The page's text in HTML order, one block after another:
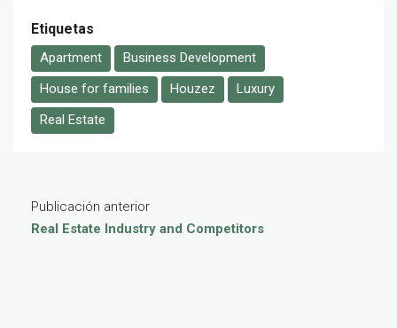
Etiquetas
Apartment
Business Development
House for families
Houzez
Luxury
Real Estate
Publicación anterior
Real Estate Industry and Competitors